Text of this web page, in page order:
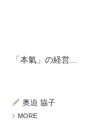
「本氣」の経営...
奥迫 協子
MORE